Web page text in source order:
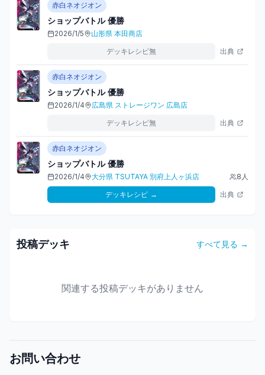
赤白ネオジオン
ショップバトル 優勝
2026/1/5 山形県 本田商店
デッキレシピ無
出典
赤白ネオジオン
ショップバトル 優勝
2026/1/4 広島県 ストレージワン 広島店
デッキレシピ無
出典
赤白ネオジオン
ショップバトル 優勝
2026/1/4 大分県 TSUTAYA 別府上人ヶ浜店 8 人
デッキレシピ → 出典
投稿デッキ すべて見る →
関連する投稿デッキがありません
お問い合わせ